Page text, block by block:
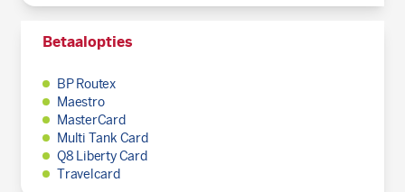
Betaalopties
BP Routex
Maestro
MasterCard
Multi Tank Card
Q8 Liberty Card
Travelcard